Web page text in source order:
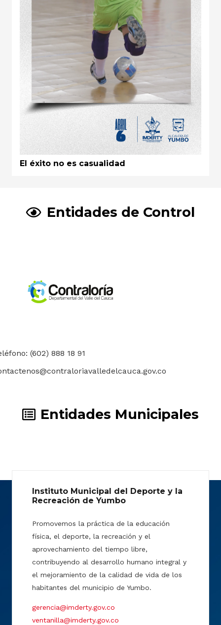
El éxito no es casualidad
Entidades de Control
(602) 888 18 91
Entidades Municipales
Instituto Municipal del Deporte y la
Recreación de Yumbo
Promovemos la práctica de la educación
física, el deporte, la recreación y el
aprovechamiento del tiempo libre,
contribuyendo al desarrollo humano integral y
el mejoramiento de la calidad de vida de los
habitantes del municipio de Yumbo.
gerencia@imderty.gov.co
ventanilla@imderty.gov.co